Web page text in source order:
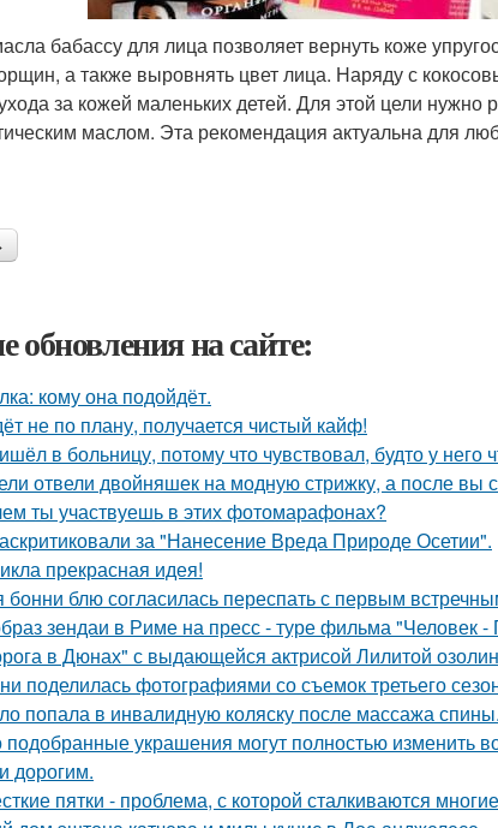
бабассу для лица позволяет вернуть коже
а также выровнять цвет лица. Наряду с
за кожей маленьких детей. Для этой цели
маслом. Эта рекомендация актуальна для
обновления на сайте:
кому она подойдёт.
не по плану, получается чистый кайф!
в больницу, потому что чувствовал, будто у него
отвели двойняшек на модную стрижку, а после вы
ты участвуешь в этих фотомарафонах?
за "Нанесение Вреда Природе Осетии".
прекрасная идея!
блю согласилась переспать с первым
зендаи в Риме на пресс - туре фильма "Человек
в Дюнах" с выдающейся актрисой Лилитой
поделилась фотографиями со съемок третьего
попала в инвалидную коляску после массажа спины.
украшения могут полностью изменить
дорогим.
пятки - проблема, с которой сталкиваются